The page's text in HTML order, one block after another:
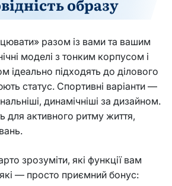
образу
разом із вами та вашим
моделі з тонким корпусом і
ідеально підходять до ділового
статус. Спортивні варіанти —
динамічніші за дизайном.
для активного ритму життя,
зрозуміти, які функції вам
які — просто приємний бонус: